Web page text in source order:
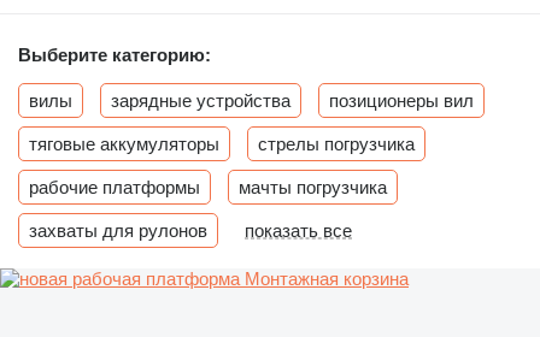
Выберите категорию:
вилы зарядные устройства позиционеры вил
тяговые аккумуляторы стрелы погрузчика
рабочие платформы мачты погрузчика
захваты для рулонов показать все